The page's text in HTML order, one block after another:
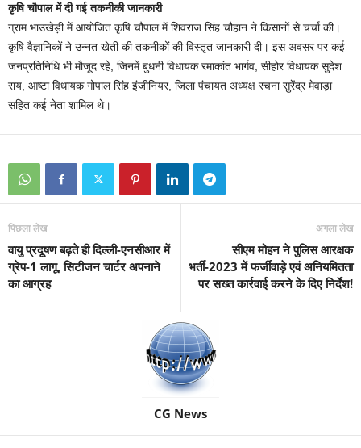
कृषि चौपाल में दी गई तकनीकी जानकारी
ग्राम भाउखेड़ी में आयोजित कृषि चौपाल में शिवराज सिंह चौहान ने किसानों से चर्चा की।
कृषि वैज्ञानिकों ने उन्नत खेती की तकनीकों की विस्तृत जानकारी दी। इस अवसर पर कई
जनप्रतिनिधि भी मौजूद रहे, जिनमें बुधनी विधायक रमाकांत भार्गव, सीहोर विधायक सुदेश
राय, आष्टा विधायक गोपाल सिंह इंजीनियर, जिला पंचायत अध्यक्ष रचना सुरेंद्र मेवाड़ा
सहित कई नेता शामिल थे।
पिछला लेख
वायु प्रदूषण बढ़ते ही दिल्ली-एनसीआर में
ग्रेप-1 लागू, सिटीजन चार्टर अपनाने
का आग्रह
अगला लेख
सीएम मोहन ने पुलिस आरक्षक
भर्ती-2023 में फर्जीवाड़े एवं अनियमितता
पर सख्त कार्रवाई करने के दिए निर्देश!
CG News